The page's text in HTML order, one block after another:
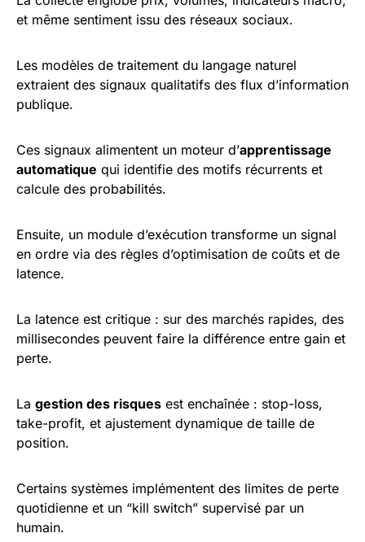
et même sentiment issu des réseaux sociaux.
Les modèles de traitement du langage naturel
extraient des signaux qualitatifs des flux d’information
publique.
Ces signaux alimentent un moteur d’apprentissage
automatique qui identifie des motifs récurrents et
calcule des probabilités.
Ensuite, un module d’exécution transforme un signal
en ordre via des règles d’optimisation de coûts et de
latence.
La latence est critique : sur des marchés rapides, des
millisecondes peuvent faire la différence entre gain et
perte.
La gestion des risques est enchaînée : stop-loss,
take-profit, et ajustement dynamique de taille de
position.
Certains systèmes implémentent des limites de perte
quotidienne et un “kill switch” supervisé par un
humain.